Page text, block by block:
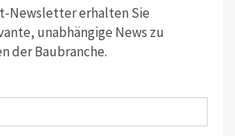
Newsletter erhalten Sie
unabhängige News zu
der Baubranche.